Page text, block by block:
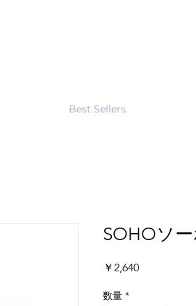
Best Sellers
SOHOソ
￥2,640価
数量 *